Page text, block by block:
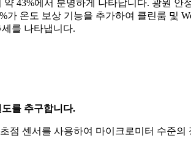
43%에서 분명하게 나타납니다. 광원
가 온도 보상 기능을 추가하여 클린룸 및
를 나타냅니다.
를 추구합니다.
점 센서를 사용하여 마이크로미터 수준